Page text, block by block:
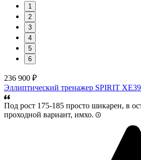
1
2
3
4
5
6
236 900 ₽
Эллиптический тренажер SPIRIT
Под рост 175-185 просто шикарен, в
проходной вариант, имхо.